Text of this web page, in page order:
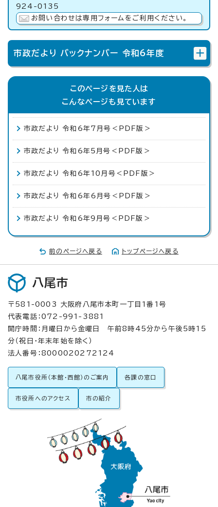
924-0135
お問い合わせは専用フォームをご利用ください。
市政だより バックナンバー 令和6年度
このページを見た人は
こんなページも見ています
市政だより 令和6年7月号＜PDF版＞
市政だより 令和6年5月号＜PDF版＞
市政だより 令和6年10月号＜PDF版＞
市政だより 令和6年6月号＜PDF版＞
市政だより 令和6年9月号＜PDF版＞
前のページへ戻る トップページへ戻る
八尾市
〒581-0003 大阪府八尾市本町一丁目1番1号
代表電話：072-991-3881
開庁時間：月曜日から金曜日 午前8時45分から午後5時15
分（祝日・年末年始を除く）
法人番号：8000020272124
八尾市役所（本館・西館）のご案内 各課の窓口
市役所へのアクセス 市の紹介